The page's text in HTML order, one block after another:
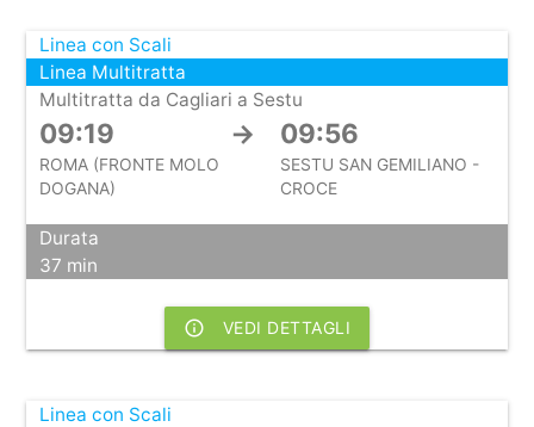
Linea con Scali
Linea Multitratta
Multitratta da Cagliari a Sestu
09:19 → 09:56
ROMA (FRONTE MOLO
DOGANA)
SESTU SAN GEMILIANO -
CROCE
Durata
37 min
info_outline VEDI DETTAGLI
Linea con Scali